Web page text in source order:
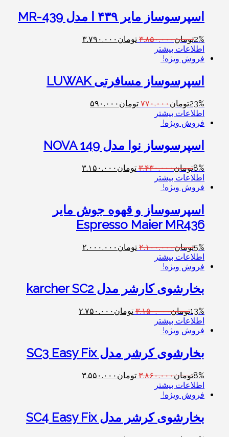
اسپرسوساز مایر ۴۳۹ ا مدل MR-439
2%تومان۳.۸۵۰.۰۰۰ تومان ۳.۷۹۰.۰۰۰
اطلاعات بیشتر
فروش ویژه!
اسپرسوساز مسافرتی LUWAK
23%تومان۷۷۰.۰۰۰ تومان ۵۹۰.۰۰۰
اطلاعات بیشتر
فروش ویژه!
اسپرسوساز نوا مدل NOVA 149
8%تومان۳.۴۳۰.۰۰۰ تومان ۳.۱۵۰.۰۰۰
اطلاعات بیشتر
فروش ویژه!
اسپرسوساز و قهوه جوش مایر
Espresso Maier MR436
5%تومان۲.۱۰۰.۰۰۰ تومان ۲.۰۰۰.۰۰۰
اطلاعات بیشتر
فروش ویژه!
بخارشوی کارشر مدل karcher SC2
13%تومان۳.۱۵۰.۰۰۰ تومان ۲.۷۵۰.۰۰۰
اطلاعات بیشتر
فروش ویژه!
بخارشوی کرشر مدل SC3 Easy Fix
8%تومان۳.۸۶۰.۰۰۰ تومان ۳.۵۵۰.۰۰۰
اطلاعات بیشتر
فروش ویژه!
بخارشوی کرشر مدل SC4 Easy Fix